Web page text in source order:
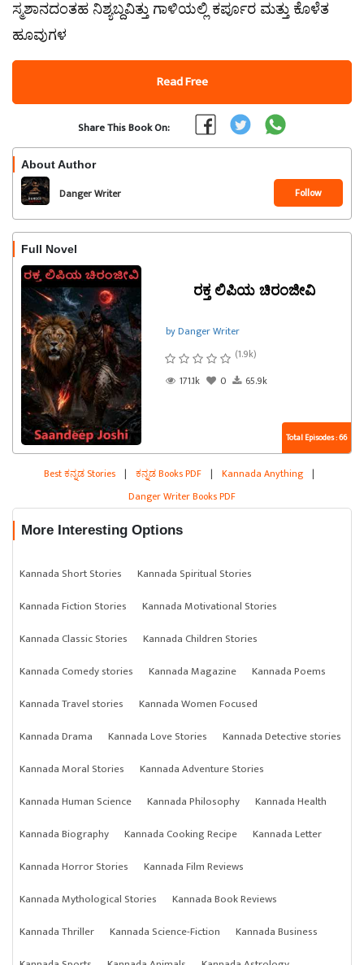
ಸ್ಮಶಾನದಂತಹ ನಿಶ್ಯಬ್ದವಿತ್ತು ಗಾಳಿಯಲ್ಲಿ ಕರ್ಪೂರ ಮತ್ತು ಕೊಳೆತ
ಹೂವುಗಳ
Read Free
Share This Book On:
About Author
Danger Writer Follow
Full Novel
ರಕ್ತ ಲಿಪಿಯ ಚಿರಂಜೀವಿ
by Danger Writer
(1.9k)
171.1k
0 65.9k
Total Episodes : 66
Best ಕನ್ನಡ Stories | ಕನ್ನಡ Books PDF | Kannada Anything |
Danger Writer Books PDF
More Interesting Options
Kannada Short Stories
Kannada Spiritual Stories
Kannada Fiction Stories
Kannada Motivational Stories
Kannada Classic Stories
Kannada Children Stories
Kannada Comedy stories
Kannada Magazine
Kannada Poems
Kannada Travel stories
Kannada Women Focused
Kannada Drama
Kannada Love Stories
Kannada Detective stories
Kannada Moral Stories
Kannada Adventure Stories
Kannada Human Science
Kannada Philosophy
Kannada Health
Kannada Biography
Kannada Cooking Recipe
Kannada Letter
Kannada Horror Stories
Kannada Film Reviews
Kannada Mythological Stories
Kannada Book Reviews
Kannada Thriller
Kannada Science-Fiction
Kannada Business